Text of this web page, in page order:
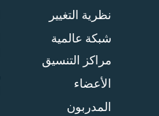
نظرية التغيير
شبكة عالمية
مراكز التنسيق
الأعضاء
المدربون